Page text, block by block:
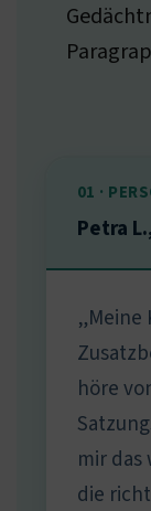
01 ·
Petra
höre
mir
die